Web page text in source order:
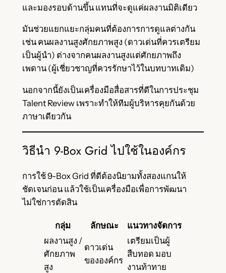
และมองรอบด้านขึ้น แทนที่จะดูแค่ผลงานมิติเดียว
มันช่วยแยกแยะกลุ่มคนที่ต้องการการดูแลต่างกัน
เช่น คนผลงานสูงศักยภาพสูง (ดาวเด่นที่ควรเตรียม
เป็นผู้นำ) ต่างจากคนผลงานสูงแต่ศักยภาพถึง
เพดาน (ผู้เชี่ยวชาญที่ควรรักษาไว้ในบทบาทเดิม)
นอกจากนี้ยังเป็นเครื่องมือสื่อสารที่ดีในการประชุม
Talent Review เพราะทำให้ทีมผู้บริหารคุยกันด้วย
ภาษาเดียวกัน
วิธีนำ 9-Box Grid ไปใช้ในองค์กร
การใช้ 9-Box Grid ที่ดีต้องนิยามทั้งสองแกนให้
ชัดเจนก่อน แล้วใช้เป็นเครื่องมือเพื่อการพัฒนา
ไม่ใช่การตัดสิน
กลุ่ม ลักษณะ
แนวทางจัดการ
ผลงานสูง /
ศักยภาพ
สูง
ดาวเด่น
ขององค์กร
เตรียมเป็นผู้
สืบทอด มอบ
งานท้าทาย